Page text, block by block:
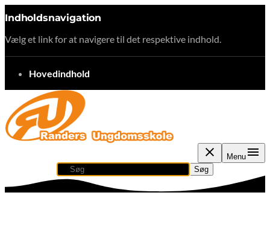
Indholdsnavigation
Vælg et link for at navigere til det respektive indhold.
gå til
Hovedindhold
Menu
Søg efter indhold, nyheder eller artikler
Søg